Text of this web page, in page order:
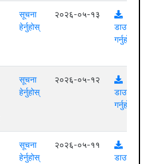
सूचना
हेर्नुहोस्
२०२६-०५-१३
डाउनलोड
गर्नुहोस्
सूचना
हेर्नुहोस्
२०२६-०५-१२
डाउनलोड
गर्नुहोस्
सूचना
हेर्नुहोस्
२०२६-०५-११
डाउनलोड